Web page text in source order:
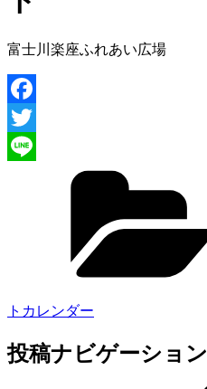
富士川楽座ふれあい広場
Facebook
Twitter
トカレンダー
投稿ナビゲーション